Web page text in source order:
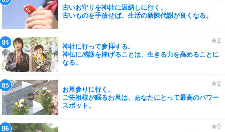
古いお守りを神社に返納しに行く。
古いものを手放せば、生活の新陳代謝が良くなる。
神社に行って参拝する。
神仏に感謝を捧げることは、生きる力を高めることに
なる。
お墓参りに行く。
ご先祖様が眠るお墓は、あなたにとって最高のパワー
スポット。